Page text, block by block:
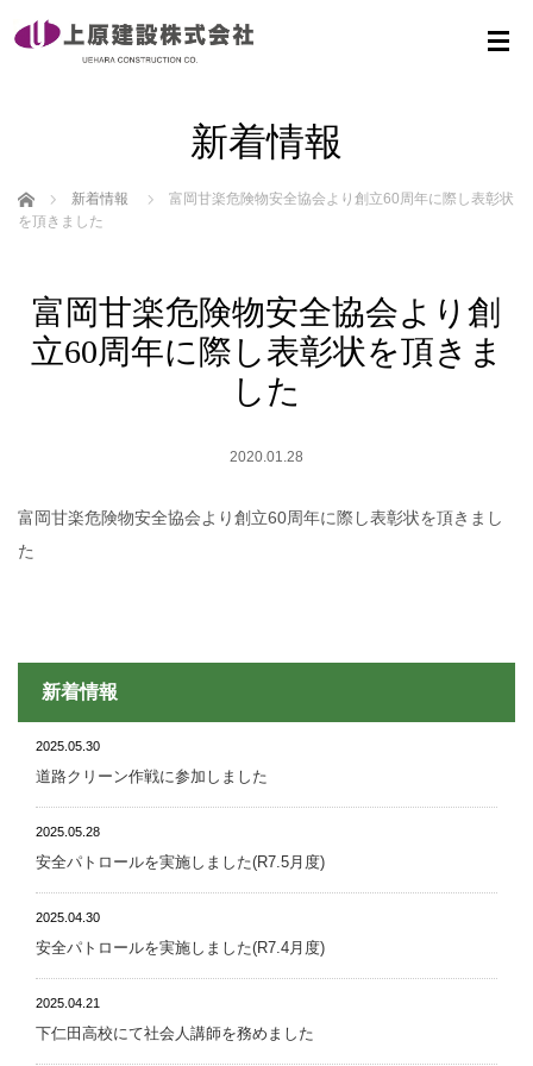
新着情報
ホーム 新着情報
富岡甘楽危険物安全協会より創立60周年に際し表彰状
を頂きました
富岡甘楽危険物安全協会より創
立60周年に際し表彰状を頂きま
した
2020.01.28
富岡甘楽危険物安全協会より創立60周年に際し表彰状を頂きまし
た
新着情報
2025.05.30
道路クリーン作戦に参加しました
2025.05.28
安全パトロールを実施しました(R7.5月度)
2025.04.30
安全パトロールを実施しました(R7.4月度)
2025.04.21
下仁田高校にて社会人講師を務めました